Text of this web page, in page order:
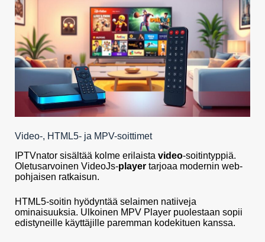
Video-, HTML5- ja MPV-soittimet
IPTVnator sisältää kolme erilaista video-soitintyppiä.
Oletusarvoinen VideoJs-player tarjoaa modernin web-
pohjaisen ratkaisun.
HTML5-soitin hyödyntää selaimen natiiveja
ominaisuuksia. Ulkoinen MPV Player puolestaan sopii
edistyneille käyttäjille paremman kodekituen kanssa.